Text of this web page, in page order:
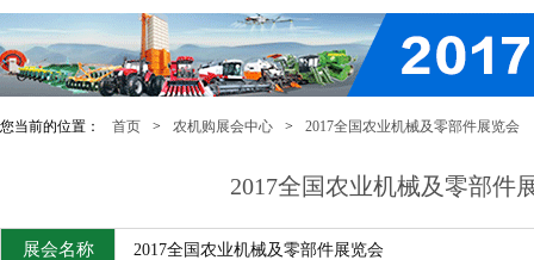
您当前的位置： 首页 > 农机购展会中心 > 2017全国农业机械及零部件展览会
2017全国农业机械及零部件
展会名称 2017全国农业机械及零部件展览会